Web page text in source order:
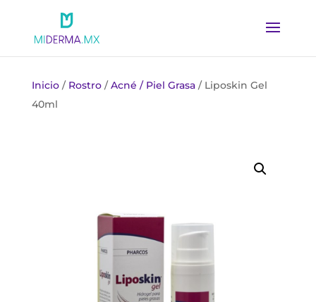
Inicio/ Rostro/Acné / Piel Grasa/ Liposkin Gel
40ml